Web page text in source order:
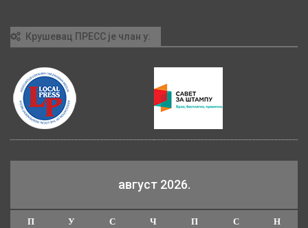
Крушевац ПРЕСС је члан у:
август 2026.
П У С Ч П С
Н